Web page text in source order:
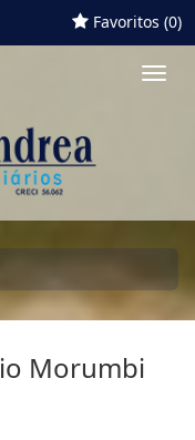
Favoritos (0)
Morumbi